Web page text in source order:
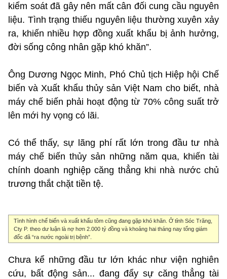
kiểm soát đã gây nên mất cân đối cung cầu nguyên
liệu. Tình trạng thiếu nguyên liệu thường xuyên xảy
ra, khiến nhiều hợp đồng xuất khẩu bị ảnh hưởng,
đời sống công nhân gặp khó khăn”.
Ông Dương Ngọc Minh, Phó Chủ tịch Hiệp hội Chế
biến và Xuất khẩu thủy sản Việt Nam cho biết, nhà
máy chế biến phải hoạt động từ 70% công suất trở
lên mới hy vọng có lãi.
Có thể thấy, sự lãng phí rất lớn trong đầu tư nhà
máy chế biến thủy sản những năm qua, khiến tài
chính doanh nghiệp căng thẳng khi nhà nước chủ
trương thắt chặt tiền tệ.
Tình hình chế biến và xuất khẩu tôm cũng đang gặp khó khăn. Ở tỉnh Sóc Trăng,
Cty P. theo dư luận là nợ hơn 2.000 tỷ đồng và khoảng hai tháng nay tổng giám
đốc đã “ra nước ngoài trị bệnh”.
Chưa kể những đầu tư lớn khác như viện nghiên
cứu, bất động sản... đang đẩy sự căng thẳng tài